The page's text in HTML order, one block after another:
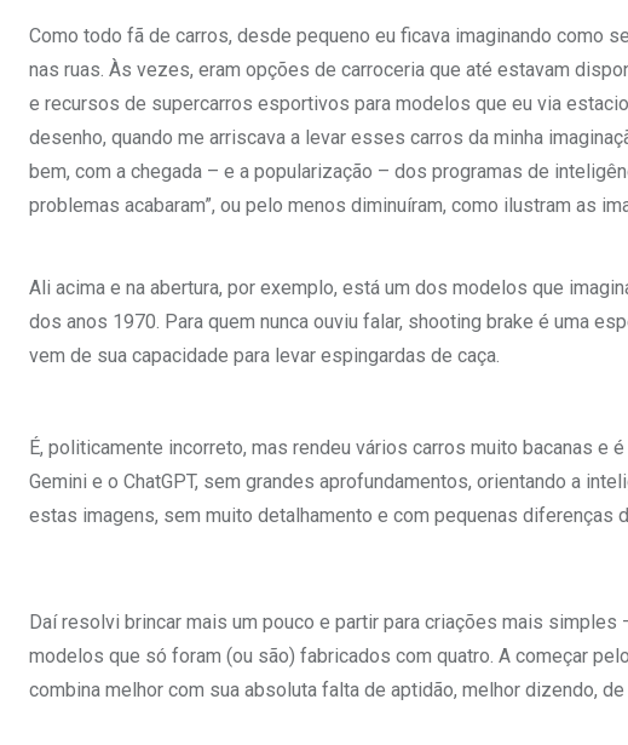
Como todo fã de carros, desde pequeno eu ficava imaginando como
nas ruas. Às vezes, eram opções de carroceria que até estavam
e recursos de supercarros esportivos para modelos que eu via
desenho, quando me arriscava a levar esses carros da minha
bem, com a chegada – e a popularização – dos programas de
problemas acabaram”, ou pelo menos diminuíram, como ilustram as
Ali acima e na abertura, por exemplo, está um dos modelos que
dos anos 1970. Para quem nunca ouviu falar, shooting brake é uma
vem de sua capacidade para levar espingardas de caça.
É, politicamente incorreto, mas rendeu vários carros muito bacanas
Gemini e o ChatGPT, sem grandes aprofundamentos, orientando a
estas imagens, sem muito detalhamento e com pequenas diferenças
Daí resolvi brincar mais um pouco e partir para criações mais
modelos que só foram (ou são) fabricados com quatro. A começar
combina melhor com sua absoluta falta de aptidão, melhor dizendo,